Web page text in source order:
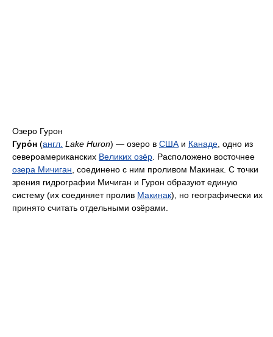
Озеро Гурон
Гуро́н (англ. Lake Huron) — озеро в США и Канаде , одно из
североамериканских Великих озёр . Расположено восточнее
озера Мичиган , соединено с ним проливом Макинак. С точки
зрения гидрографии Мичиган и Гурон образуют единую
систему (их соединяет пролив Макинак), но географически их
принято считать отдельными озёрами.